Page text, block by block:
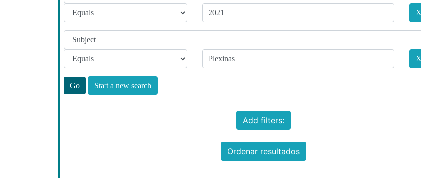
Start a new search
Add filters:
Ordenar resultados